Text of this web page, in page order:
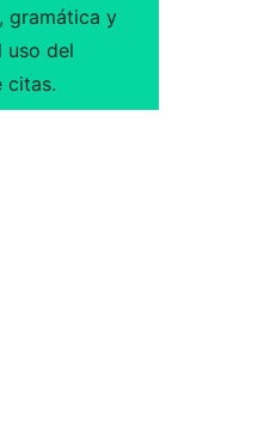
gramática y
uso del
citas.